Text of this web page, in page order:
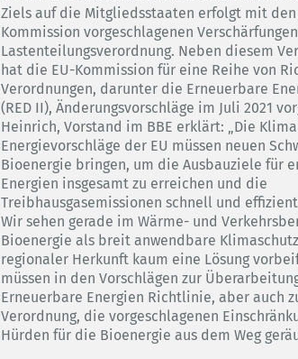
Ziels auf die Mitgliedsstaaten erfolgt mit
Kommission vorgeschlagenen
Lastenteilungsverordnung. Neben diesem
hat die EU-Kommission für eine Reihe von
Verordnungen, darunter die Erneuerbare
(RED II), Änderungsvorschläge im Juli 2021
Heinrich, Vorstand im BBE erklärt: „Die
Energievorschläge der EU müssen neuen
Bioenergie bringen, um die Ausbauziele für
Energien insgesamt zu erreichen und die
Treibhausgasemissionen schnell und
Wir sehen gerade im Wärme- und
Bioenergie als breit anwendbare
regionaler Herkunft kaum eine Lösung
müssen in den Vorschlägen zur
Erneuerbare Energien Richtlinie, aber auch
Verordnung, die vorgeschlagenen
Hürden für die Bioenergie aus dem Weg